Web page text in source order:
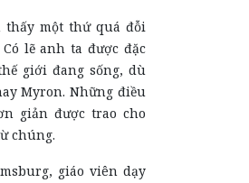
một thứ quá đỗi
lẽ anh ta được đặc
giới đang sống, dù
Myron. Những điều
giản được trao cho
chúng.
giáo viên dạy